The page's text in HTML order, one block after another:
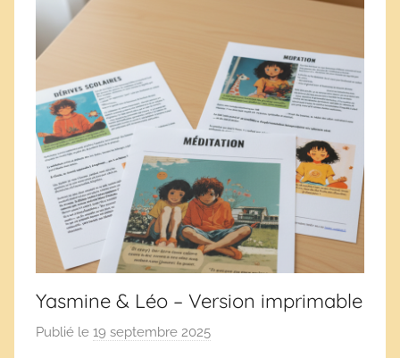
Yasmine & Léo – Version imprimable
Publié le 19 septembre 2025